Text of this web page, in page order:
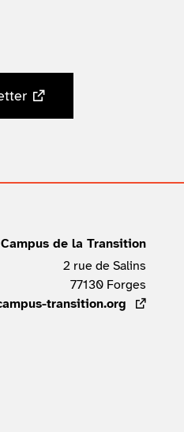
Campus de la Transition
2 rue de Salins
77130 Forges
transition.org
- lien